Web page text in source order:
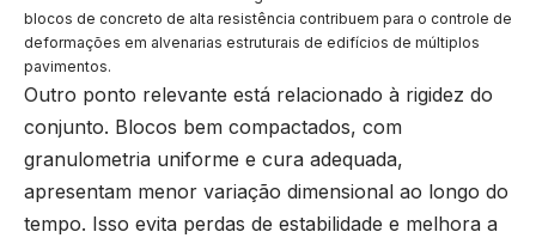
blocos de concreto de alta resistência contribuem para o controle de
deformações em alvenarias estruturais de edifícios de múltiplos
pavimentos.
Outro ponto relevante está relacionado à rigidez do
conjunto. Blocos bem compactados, com
granulometria uniforme e cura adequada,
apresentam menor variação dimensional ao longo do
tempo. Isso evita perdas de estabilidade e melhora a